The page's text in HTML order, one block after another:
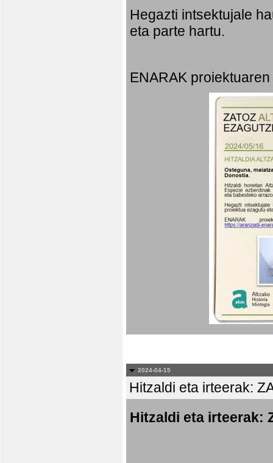
Hegazti intsektujale
eta parte hartu.
ENARAK
2024-04-15
Hitzaldi eta irteerak:
Hitzaldi eta irteerak: